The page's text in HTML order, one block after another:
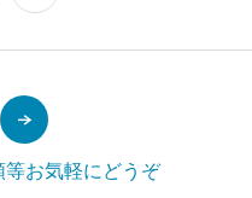
等お気軽にどうぞ